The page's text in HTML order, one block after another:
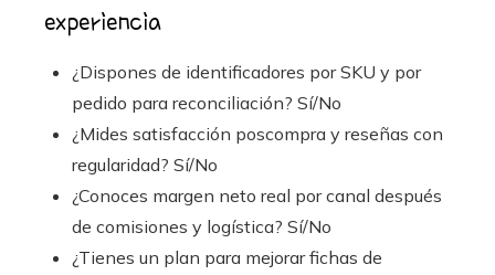
experiencia
¿Dispones de identificadores por SKU y por
pedido para reconciliación? Sí/No
¿Mides satisfacción poscompra y reseñas con
regularidad? Sí/No
¿Conoces margen neto real por canal después
de comisiones y logística? Sí/No
¿Tienes un plan para mejorar fichas de